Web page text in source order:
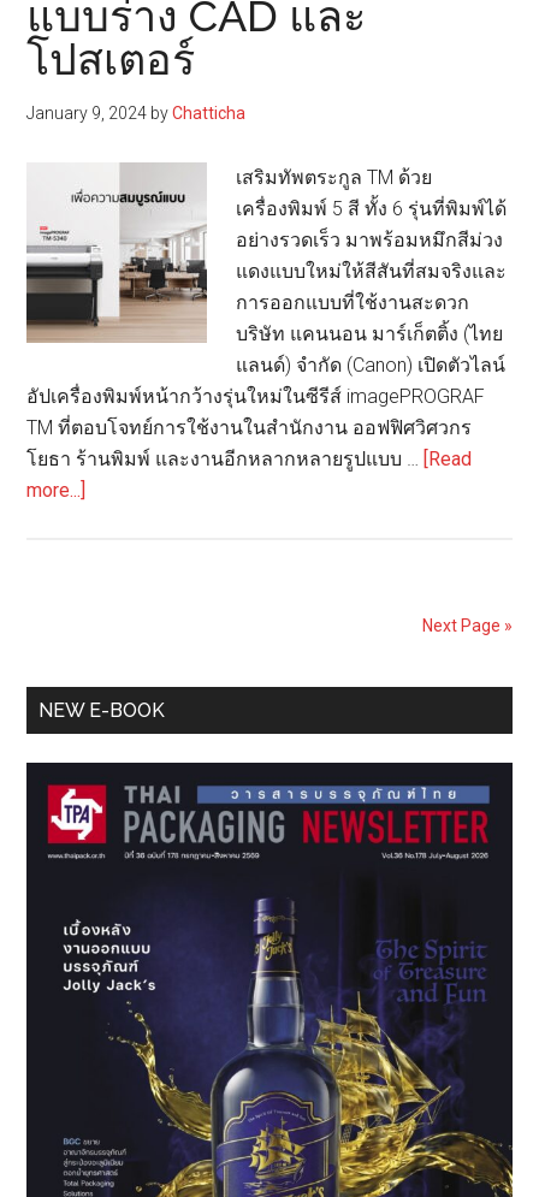
ซ่อม
ที่
กับ
“มา
คู่-
จ่าย
แบบร่าง CAD และ
โปสเตอร์
January 9, 2024 byChatticha
เสริมทัพตระกูล TM ด้วย
เครื่องพิมพ์ 5 สี ทั้ง 6 รุ่นที่พิมพ์ได้
อย่างรวดเร็ว มาพร้อมหมึกสีม่วง
แดงแบบใหม่ให้สีสันที่สมจริงและ
การออกแบบที่ใช้งานสะดวก
บริษัท แคนนอน มาร์เก็ตติ้ง (ไทย
แลนด์) จำกัด (Canon) เปิดตัวไลน์
อัปเครื่องพิมพ์หน้ากว้างรุ่นใหม่ในซีรีส์ imagePROGRAF
TM ที่ตอบโจทย์การใช้งานในสำนักงาน ออฟฟิศวิศวกร
โยธา ร้านพิมพ์ และงานอีกหลากหลายรูปแบบ …
[Read
more...]
มัลติ
ฟังก์ชัน
ใหม่
ใน
ซี
‘imagePROGRAF’
พิมพ์
แบบ
ร่าง
โปสเตอร์
Next Page »
Primary
NEW E-BOOK